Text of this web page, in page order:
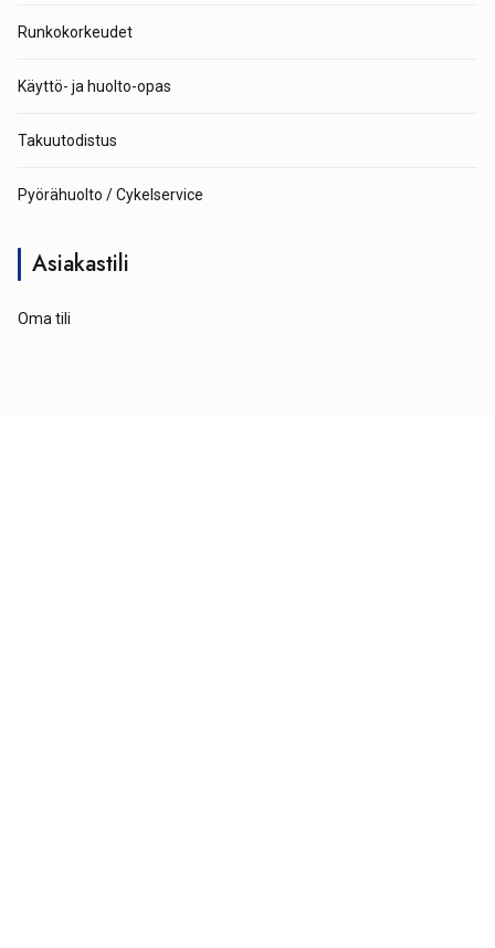
Runkokorkeudet
Käyttö- ja huolto-opas
Takuutodistus
Pyörähuolto / Cykelservice
Asiakastili
Oma tili